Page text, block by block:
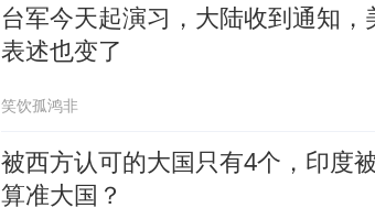
台军今天起演习，大陆收到通知
表述也变了
笑饮孤鸿非
被西方认可的大国只有4个，印度
算准大国？